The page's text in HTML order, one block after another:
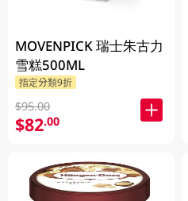
MOVENPICK 瑞士朱古力
雪糕500ML
指定分類9折
$95.00
$82.00